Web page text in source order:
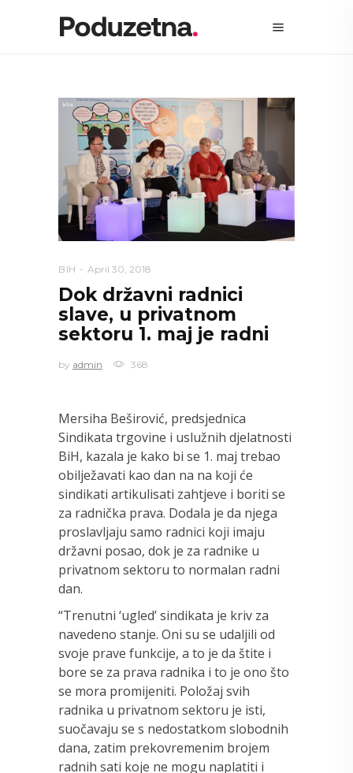
BIH April 30, 2018
Dok državni radnici
slave, u privatnom
sektoru 1. maj je radni
by admin 368
Mersiha Beširović, predsjednica
Sindikata trgovine i uslužnih djelatnosti
BiH, kazala je kako bi se 1. maj trebao
obilježavati kao dan na na koji će
sindikati artikulisati zahtjeve i boriti se
za radnička prava. Dodala je da njega
proslavljaju samo radnici koji imaju
državni posao, dok je za radnike u
privatnom sektoru to normalan radni
dan.
“Trenutni ‘ugled’ sindikata je kriv za
navedeno stanje. Oni su se udaljili od
svoje prave funkcije, a to je da štite i
bore se za prava radnika i to je ono što
se mora promijeniti. Položaj svih
radnika u privatnom sektoru je isti,
suočavaju se s nedostatkom slobodnih
dana, zatim prekovremenim brojem
radnih sati koje ne mogu naplatiti i